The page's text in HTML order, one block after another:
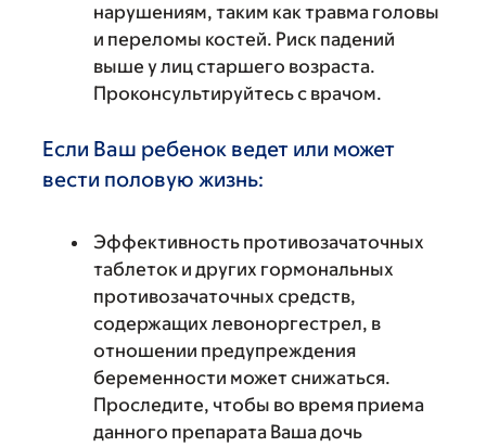
нарушениям, таким как травма головы
и переломы костей. Риск падений
выше у лиц старшего возраста.
Проконсультируйтесь с врачом.
Если Ваш ребенок ведет или может
вести половую жизнь:
Эффективность противозачаточных
таблеток и других гормональных
противозачаточных средств,
содержащих левоноргестрел, в
отношении предупреждения
беременности может снижаться.
Проследите, чтобы во время приема
данного препарата Ваша дочь